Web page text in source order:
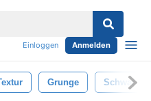
Einloggen Anmelden
Grunge Schwarz